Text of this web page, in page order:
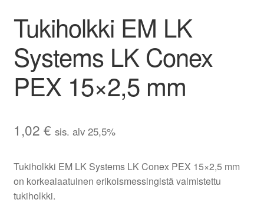
Tukiholkki EM LK
Systems LK Conex
PEX 15×2,5 mm
1,02 € sis. alv 25,5%
Tukiholkki EM LK Systems LK Conex PEX 15×2,5 mm
on korkealaatuinen erikoismessingistä valmistettu
tukiholkki.